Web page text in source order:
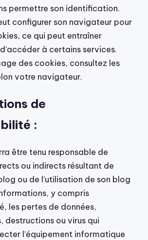
permettre son identification.
configurer son navigateur pour
ce qui peut entraîner
à certains services.
des cookies, consultez les
votre navigateur.
de
:
être tenu responsable de
ou indirects résultant de
ou de l’utilisation de son blog
y compris
les pertes de données,
destructions ou virus qui
l’équipement informatique